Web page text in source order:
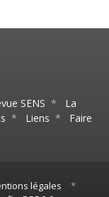
SENS * La
* Liens * Faire
légales
*